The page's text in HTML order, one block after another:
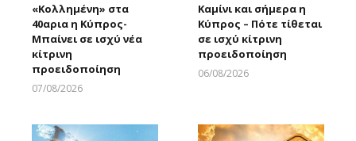
«Κολλημένη» στα
40αρια η Κύπρος-
Μπαίνει σε ισχύ νέα
κίτρινη
προειδοποίηση
07/08/2026
Καμίνι και σήμερα η
Κύπρος – Πότε τίθεται
σε ισχύ κίτρινη
προειδοποίηση
06/08/2026